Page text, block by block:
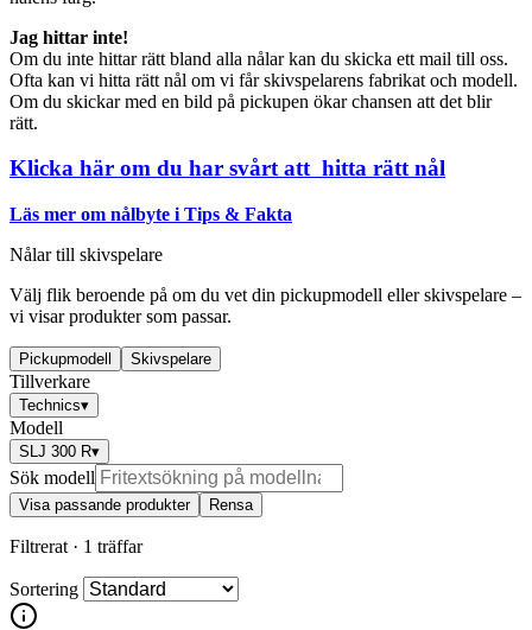
Jag hittar inte!
Om du inte hittar rätt bland alla nålar kan du skicka ett mail till oss.
Ofta kan vi hitta rätt nål om vi får skivspelarens fabrikat och modell.
Om du skickar med en bild på pickupen ökar chansen att det blir
rätt.
Klicka här om du har svårt att hitta rätt nål
Läs mer om nålbyte i Tips & Fakta
Nålar till skivspelare
Välj flik beroende på om du vet din pickupmodell eller skivspelare –
vi visar produkter som passar.
Pickupmodell Skivspelare
Tillverkare
Technics▾
Modell
SLJ 300 R▾
Sök modell
Visa passande produkter Rensa
Filtrerat · 1 träffar
Sortering